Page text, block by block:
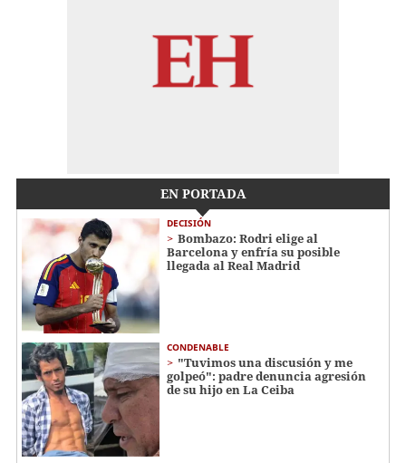
EN PORTADA
DECISIÓN
Bombazo: Rodri elige al
Barcelona y enfría su posible
llegada al Real Madrid
CONDENABLE
"Tuvimos una discusión y me
golpeó": padre denuncia agresión
de su hijo en La Ceiba